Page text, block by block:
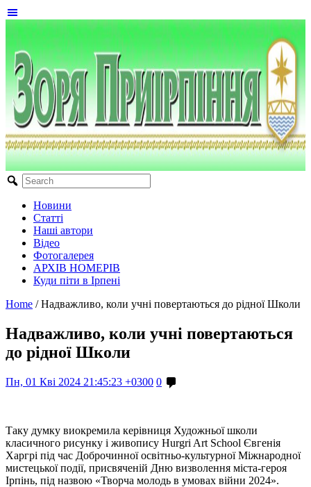
Новини
Статті
Наші автори
Відео
Фотогалерея
АРХІВ НОМЕРІВ
Куди піти в Ірпені
Home / Надважливо, коли учні повертаються до рідної Школи
Надважливо, коли учні повертаються
до рідної Школи
Пн, 01 Кві 2024 21:45:23 +0300 0
Таку думку виокремила керівниця Художньої школи
класичного рисунку і живопису Hurgri Art School Євгенія
Харгрі під час Доброчинної освітньо-культурної Міжнародної
мистецької події, присвяченій Дню визволення міста-героя
Ірпінь, під назвою «Творча молодь в умовах війни 2024».